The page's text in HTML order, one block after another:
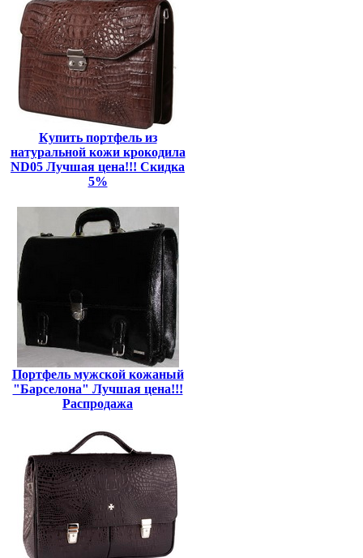
Купить портфель из
натуральной кожи крокодила
ND05 Лучшая цена!!! Скидка
5%
Портфель мужской кожаный
"Барселона" Лучшая цена!!!
Распродажа